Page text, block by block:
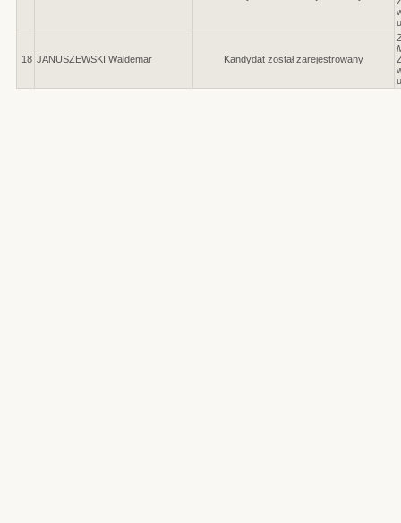
18 JANUSZEWSKI Waldemar Kandydat został zarejestrowany